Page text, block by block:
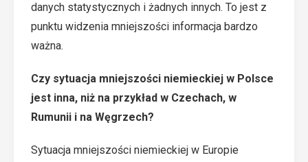
danych statystycznych i żadnych innych. To jest z
punktu widzenia mniejszości informacja bardzo
ważna.
Czy sytuacja mniejszości niemieckiej w Polsce
jest inna, niż na przykład w Czechach, w
Rumunii i na Węgrzech?
Sytuacja mniejszości niemieckiej w Europie